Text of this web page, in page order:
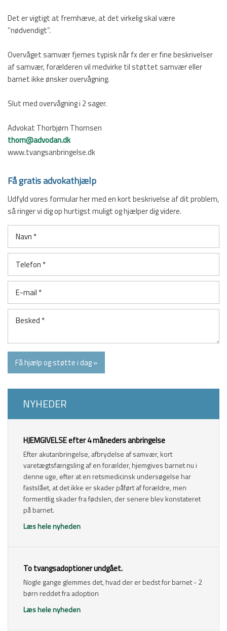
Det er vigtigt at fremhæve, at det virkelig skal være
”nødvendigt”.
Overvåget samvær fjernes typisk når fx der er fine beskrivelser
af samvær, forælderen vil medvirke til støttet samvær eller
barnet ikke ønsker overvågning.
Slut med overvågning i 2 sager.
Advokat Thorbjørn Thomsen
thom@advodan.dk
www.tvangsanbringelse.dk
Få gratis advokathjælp
Udfyld vores formular her med en kort beskrivelse af dit problem,
så ringer vi dig op hurtigst muligt og hjælper dig videre.​
​NYHEDER
​HJEMGIVELSE efter 4 måneders anbringelse
Efter akutanbringelse, afbrydelse af samvær, kort
varetægtsfængsling af en forælder, hjemgives barnet nu i
denne uge, efter at en retsmedicinsk undersøgelse har
fastslået, at det ikke er skader påført af forældre, men
formentlig skader fra fødslen, der senere blev konstateret
på barnet.
Læs hele nyheden
​To tvangsadoptioner undgået.
Nogle gange glemmes det, hvad der er bedst for barnet - 2
børn reddet fra adoption
Læs hele nyheden